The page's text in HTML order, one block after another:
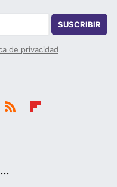
SUSCRIBIR
de privacidad